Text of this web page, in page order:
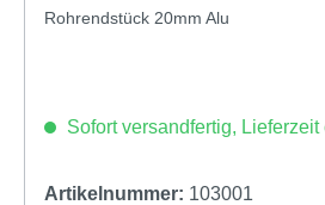
Rohrendstück 20mm Alu
Sofort versandfertig,
Artikelnummer: 103001